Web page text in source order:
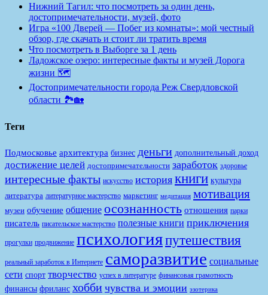
Нижний Тагил: что посмотреть за один день,
достопримечательности, музей, фото
Игра «100 Дверей — Побег из комнаты»: мой честный
обзор, где скачать и стоит ли тратить время
Что посмотреть в Выборге за 1 день
Ладожское озеро: интересные факты и музей Дорога
жизни 🗺️
Достопримечательности города Реж Свердловской
области 🏞️🏡
Теги
Подмосковье архитектура бизнес деньги дополнительный доход
достижение целей достопримечательности заработок здоровье
интересные факты искусство история книги культура
литература литературное мастерство маркетинг медитация мотивация
музеи обучение общение осознанность отношения парки
писатель писательское мастерство полезные книги приключения
прогулки продвижение психологияпутешествия
реальный заработок в Интернете саморазвитие социальные
сети спорт творчество успех в литературе финансовая грамотность
финансы фриланс хобби чувства и эмоции эзотерика